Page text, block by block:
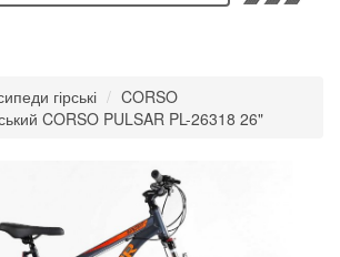
гірські
CORSO
CORSO PULSAR PL-26318 26"